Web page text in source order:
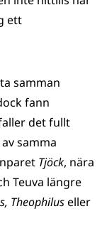
ett
samman
fann
det fullt
samma
Tjöck, nära
Teuva längre
Theophiluseller